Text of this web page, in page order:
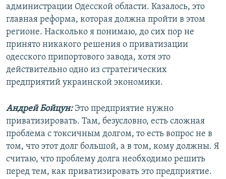
администрации Одесской области. Казалось, это
главная реформа, которая должна пройти в этом
регионе. Насколько я понимаю, до сих пор не
принято никакого решения о приватизации
одесского припортового завода, хотя это
действительно одно из стратегических
предприятий украинской экономики.
Андрей Бойцун:Это предприятие нужно
приватизировать. Там, безусловно, есть сложная
проблема с токсичным долгом, то есть вопрос не в
том, что этот долг большой, а в том, кому должны. Я
считаю, что проблему долга необходимо решить
перед тем, как приватизировать это предприятие.